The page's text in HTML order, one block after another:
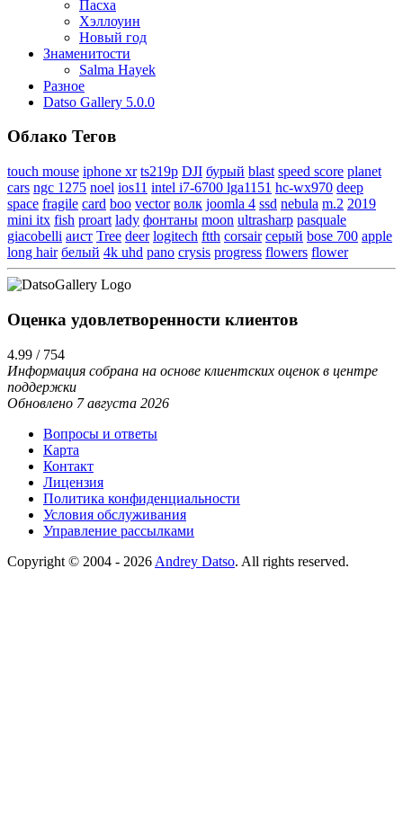
Пасха
Хэллоуин
Новый год
Знаменитости
Salma Hayek
Разное
Datso Gallery 5.0.0
Облако Тегов
touch mouse iphone xr ts219p DJI бурый blast speed score planet
cars ngc 1275 noel ios11 intel i7-6700 lga1151 hc-wx970 deep
space fragile card boo vector волк joomla 4 ssd nebula m.2 2019
mini itx fish proart lady фонтаны moon ultrasharp pasquale
giacobelli аист Tree deer logitech ftth corsair серый bose 700 apple
long hair белый 4k uhd pano crysis progress flowers flower
Оценка удовлетворенности клиентов
4.99 / 754
Информация собрана на основе клиентских оценок в центре
поддержки
Обновлено 7 августа 2026
Вопросы и ответы
Карта
Контакт
Лицензия
Политика конфиденциальности
Условия обслуживания
Управление рассылками
Copyright © 2004 - 2026 Andrey Datso. All rights reserved.